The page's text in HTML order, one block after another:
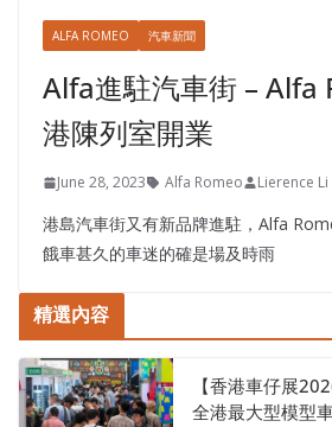
ALFA ROMEO 汽車新聞
Alfa進駐汽車街 – Alfa
港陳列室開業
June 28, 2023 Alfa Romeo Lierence Li
港島汽車街又有新品牌進駐，Alfa
餓車甚久的車迷的確是場及時雨
精選內容
【香港車仔展
全港最大型模型